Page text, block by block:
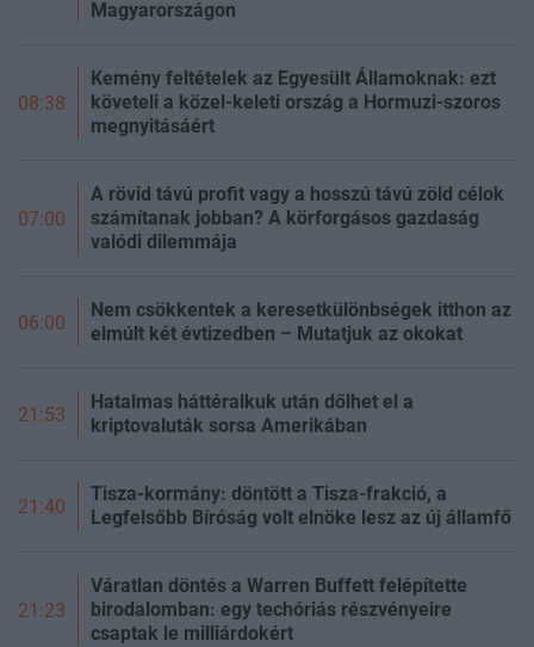
Magyarországon
08:38
Kemény feltételek az Egyesült Államoknak: ezt
követeli a közel-keleti ország a Hormuzi-szoros
megnyitásáért
07:00
A rövid távú profit vagy a hosszú távú zöld célok
számítanak jobban? A körforgásos gazdaság
valódi dilemmája
06:00
Nem csökkentek a keresetkülönbségek itthon az
elmúlt két évtizedben – Mutatjuk az okokat
21:53
Hatalmas háttéralkuk után dőlhet el a
kriptovaluták sorsa Amerikában
21:40
Tisza-kormány: döntött a Tisza-frakció, a
Legfelsőbb Bíróság volt elnöke lesz az új államfő
21:23
Váratlan döntés a Warren Buffett felépítette
birodalomban: egy techóriás részvényeire
csaptak le milliárdokért